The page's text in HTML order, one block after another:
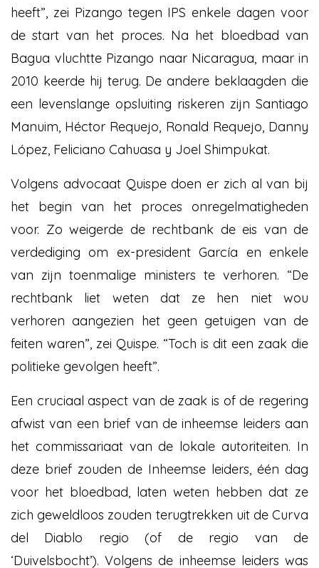
heeft”, zei Pizango tegen IPS enkele dagen voor
de start van het proces. Na het bloedbad van
Bagua vluchtte Pizango naar Nicaragua, maar in
2010 keerde hij terug. De andere beklaagden die
een levenslange opsluiting riskeren zijn Santiago
Manuim, Héctor Requejo, Ronald Requejo, Danny
López, Feliciano Cahuasa y Joel Shimpukat.
Volgens advocaat Quispe doen er zich al van bij
het begin van het proces onregelmatigheden
voor. Zo weigerde de rechtbank de eis van de
verdediging om ex-president García
en enkele
van zijn toenmalige ministers te verhoren. “De
rechtbank liet weten dat ze hen niet wou
verhoren aangezien het geen getuigen van de
feiten waren”, zei Quispe. “Toch is dit een zaak die
politieke gevolgen heeft”.
Een cruciaal aspect van de zaak is of de regering
afwist van een brief van de inheemse leiders aan
het commissariaat van de lokale autoriteiten. In
deze brief zouden de Inheemse leiders, één dag
voor het bloedbad, laten weten hebben dat ze
zich geweldloos zouden terugtrekken uit de Curva
del Diablo regio (of de regio van de
‘Duivelsbocht’). Volgens de inheemse leiders was